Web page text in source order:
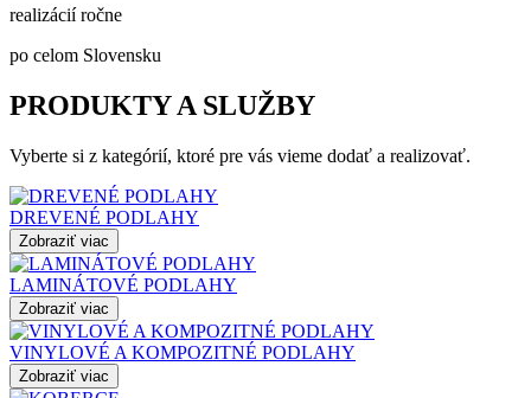
realizácií ročne
po celom Slovensku
PRODUKTY A SLUŽBY
Vyberte si z kategórií, ktoré pre vás vieme dodať a realizovať.
DREVENÉ PODLAHY
Zobraziť viac
LAMINÁTOVÉ PODLAHY
Zobraziť viac
VINYLOVÉ A KOMPOZITNÉ PODLAHY
Zobraziť viac